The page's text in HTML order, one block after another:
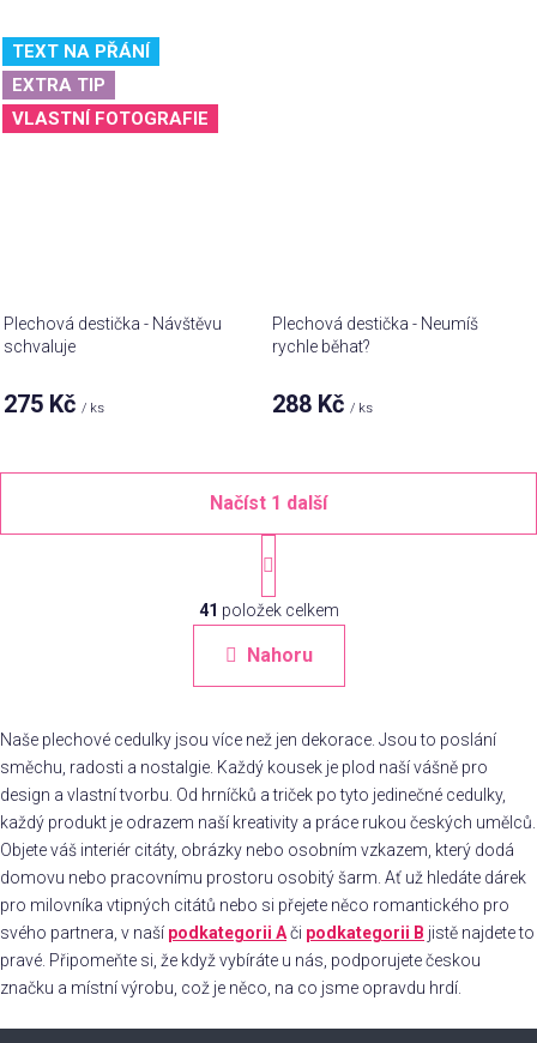
TEXT NA PŘÁNÍ
EXTRA TIP
VLASTNÍ FOTOGRAFIE
Plechová destička - Návštěvu
schvaluje
275 Kč / ks
Plechová destička - Neumíš
rychle běhat?
288 Kč / ks
O
v
l
á
d
c
í
p
r
v
k
y
v
ý
p
Načíst 1 další
S
t
r
á
n
k
o
á
n
í
41 položek celkem
Nahoru
Naše plechové cedulky jsou více než jen dekorace. Jsou to poslání
směchu, radosti a nostalgie. Každý kousek je plod naší vášně pro
design a vlastní tvorbu. Od hrníčků a triček po tyto jedinečné cedulky,
každý produkt je odrazem naší kreativity a práce rukou českých umělců.
Objete váš interiér citáty, obrázky nebo osobním vzkazem, který dodá
domovu nebo pracovnímu prostoru osobitý šarm. Ať už hledáte dárek
pro milovníka vtipných citátů nebo si přejete něco romantického pro
svého partnera, v naší podkategorii Ači podkategorii B jistě najdete to
pravé. Připomeňte si, že když vybíráte u nás, podporujete českou
značku a místní výrobu, což je něco, na co jsme opravdu hrdí.